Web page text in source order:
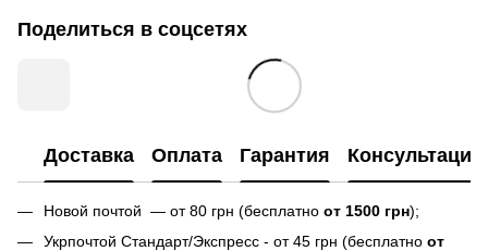
Поделиться в соцсетях
Доставка Оплата Гарантия Консультация
Новой почтой — от 80 грн (бесплатно от 1500 грн);
Укрпочтой Стандарт/Экспресс - от 45 грн (бесплатно от